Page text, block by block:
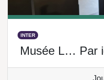
INTER
Musée L… Par